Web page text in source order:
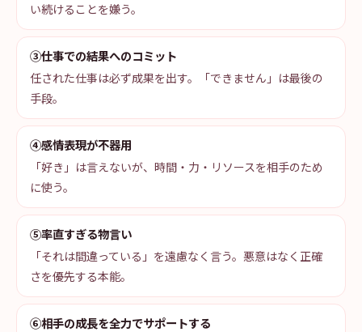
い続けることを嫌う。
③仕事での結果へのコミット
任された仕事は必ず成果を出す。「できません」は最後の
手段。
④感情表現が不器用
「好き」は言えないが、時間・力・リソースを相手のため
に使う。
⑤率直すぎる物言い
「それは間違っている」を遠慮なく言う。悪意はなく正確
さを優先する本能。
⑥相手の成長を全力でサポートする